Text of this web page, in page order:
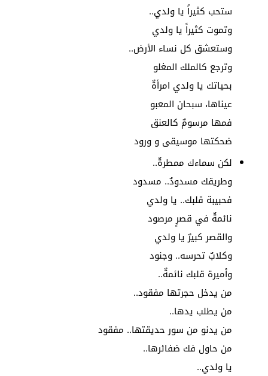
ستحب كثيراً يا ولدي..
وتموت كثيراً يا ولدي
وستعشق كل نساء الأرض..
وترجع كالملك المغلو
بحياتك يا ولدي امرأةٌ
عيناها، سبحان المعبو
فمها مرسومٌ كالعنق
ضحكتها موسيقى و ورود
لكن سماءك ممطرةٌ..
وطريقك مسدودٌ.. مسدود
فحبيبة قلبك.. يا ولدي
نائمةٌ في قصرٍ مرصود
والقصر كبيرٌ يا ولدي
وكلابٌ تحرسه.. وجنود
وأميرة قلبك نائمةٌ..
من يدخل حجرتها مفقود..
من يطلب يدها..
من يدنو من سور حديقتها.. مفقود
من حاول فك ضفائرها..
يا ولدي..